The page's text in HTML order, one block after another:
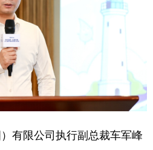
有限公司执行副总裁车军峰